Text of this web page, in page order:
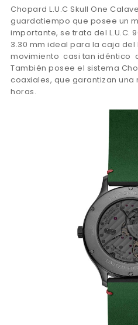
Chopard L.U.C Skull One
guardatiempo que posee un
importante, se trata del L.U.C.
3.30 mm ideal para la caja del
movimiento casi tan idéntico
También posee el sistema
coaxiales, que garantizan
horas.